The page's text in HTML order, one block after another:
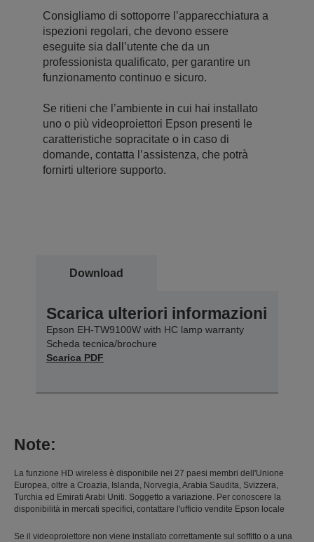
Consigliamo di sottoporre l’apparecchiatura a
ispezioni regolari, che devono essere
eseguite sia dall’utente che da un
professionista qualificato, per garantire un
funzionamento continuo e sicuro.
Se ritieni che l’ambiente in cui hai installato
uno o più videoproiettori Epson presenti le
caratteristiche sopracitate o in caso di
domande, contatta l’assistenza, che potrà
fornirti ulteriore supporto.
Download
Scarica ulteriori informazioni
Epson EH-TW9100W with HC lamp warranty
Scheda tecnica/brochure
Scarica PDF
Note:
La funzione HD wireless è disponibile nei 27 paesi membri dell'Unione
Europea, oltre a Croazia, Islanda, Norvegia, Arabia Saudita, Svizzera,
Turchia ed Emirati Arabi Uniti. Soggetto a variazione. Per conoscere la
disponibilità in mercati specifici, contattare l'ufficio vendite Epson locale
Se il videoproiettore non viene installato correttamente sul soffitto o a una